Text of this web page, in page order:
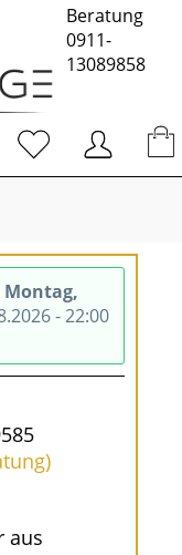
Beratung
0911-
13089858
Montag,
- 22:00
aus